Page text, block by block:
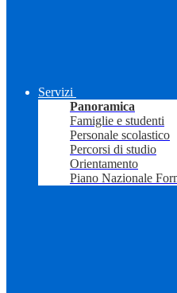
Servizi
Panoramica
Famiglie e studenti
Personale scolastico
Percorsi di studio
Orientamento
Piano Nazionale